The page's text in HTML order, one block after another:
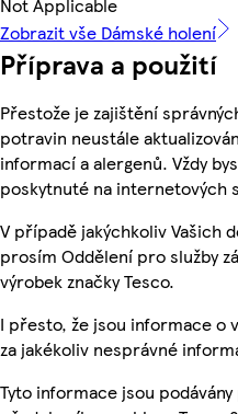
Not Applicable
Zobrazit vše Dámské holení
Příprava a použití
Přestože je zajištění
potravin neustále
informací a alergenů. Vždy
poskytnuté na internetových
V případě jakýchkoliv Vašich
prosím Oddělení pro služby
výrobek značky Tesco.
I přesto, že jsou informace o
za jakékoliv nesprávné
Tyto informace jsou